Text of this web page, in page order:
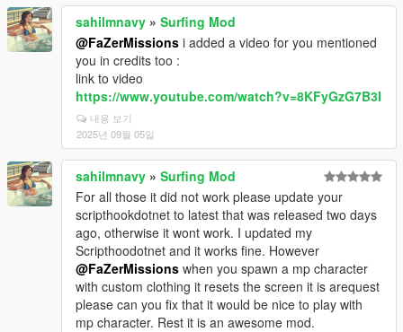
sahilmnavy » Surfing Mod
@FaZerMissions i added a video for you mentioned
you in credits too :
link to video
https://www.youtube.com/watch?v=8KFyGzG7B3I
내용 보기
2025년 09월 05일
sahilmnavy » Surfing Mod
For all those it did not work please update your
scripthookdotnet to latest that was released two days
ago, otherwise it wont work. I updated my
Scripthoodotnet and it works fine. However
@FaZerMissions when you spawn a mp character
with custom clothing it resets the screen it is arequest
please can you fix that it would be nice to play with
mp character. Rest it is an awesome mod.